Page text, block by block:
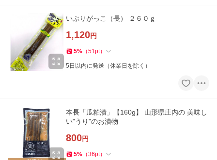
いぶりがっこ（長） ２６０ｇ
1,120円
5% （51pt）
5日以内に発送（休業日を除く）
本長「瓜粕漬」【160g】 山形県庄内の 美味し
い"うり"のお漬物
800円
5% （36pt）